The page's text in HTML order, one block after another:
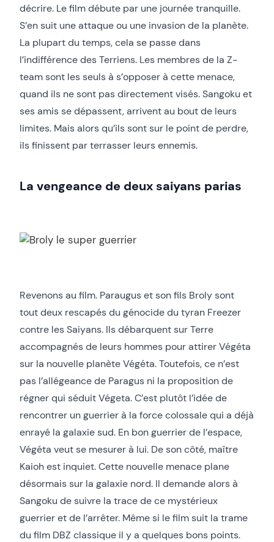
décrire. Le film débute par une journée tranquille.
S’en suit une attaque ou une invasion de la planète.
La plupart du temps, cela se passe dans
l’indifférence des Terriens. Les membres de la Z-
team sont les seuls à s’opposer à cette menace,
quand ils ne sont pas directement visés. Sangoku et
ses amis se dépassent, arrivent au bout de leurs
limites. Mais alors qu’ils sont sur le point de perdre,
ils finissent par terrasser leurs ennemis.
La vengeance de deux saiyans parias
Revenons au film. Paraugus et son fils Broly sont
tout deux rescapés du génocide du tyran Freezer
contre les Saiyans. Ils débarquent sur Terre
accompagnés de leurs hommes pour attirer Végéta
sur la nouvelle planète Végéta. Toutefois, ce n’est
pas l’allégeance de Paragus ni la proposition de
régner qui séduit Végeta. C’est plutôt l’idée de
rencontrer un guerrier à la force colossale qui a déjà
enrayé la galaxie sud. En bon guerrier de l’espace,
Végéta veut se mesurer à lui. De son côté, maître
Kaioh est inquiet. Cette nouvelle menace plane
désormais sur la galaxie nord. Il demande alors à
Sangoku de suivre la trace de ce mystérieux
guerrier et de l’arrêter. Même si le film suit la trame
du film DBZ classique il y a quelques bons points.